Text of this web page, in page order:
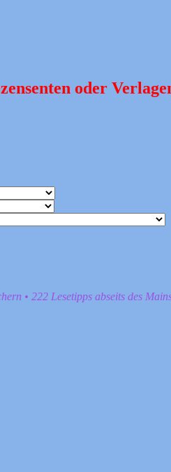
oder
• 222 Lesetipps abseits des